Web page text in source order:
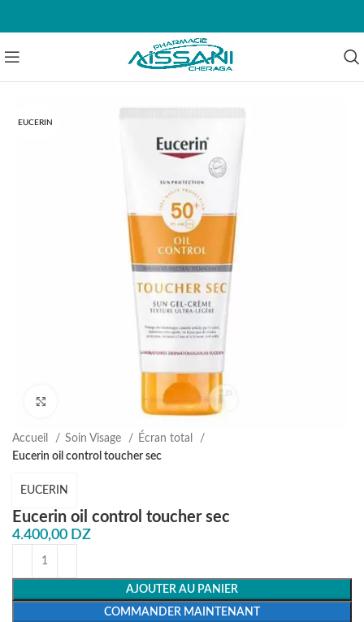
EUCERIN
Accueil Soin Visage
Écran total
Eucerin oil control toucher sec
Eucerin oil control toucher sec
EUCERIN
4.400,00 DZ
AJOUTER AU PANIER
COMMANDER MAINTENANT